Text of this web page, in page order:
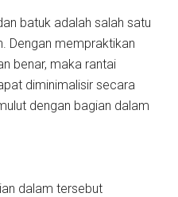
batuk adalah salah satu
Dengan mempraktikan
benar, maka rantai
diminimalisir secara
dengan bagian dalam
dalam tersebut